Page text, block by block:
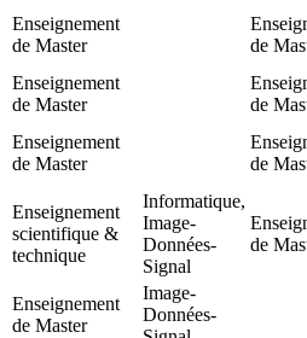
Enseignement
de Master
de
Enseignement
de Master
de
Enseignement
de Master
de
Enseignement
scientifique &
technique
Informatique,
Image-
Données-
Signal
de
Enseignement
de Master
Image-
Données-